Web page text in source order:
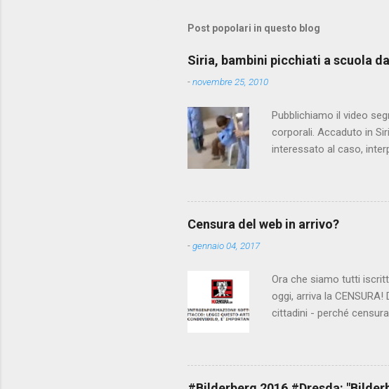
m
n
t
i
Post popolari in questo blog
Siria, bambini picchiati a scuola
-novembre 25, 2010
Pubblichiamo il video
corporali. Accaduto in
interessato al caso,
state punite e
Censura del web in arrivo?
-gennaio 04, 2017
Ora che siamo tutti
oggi, arriva la
cittadini - perché
AGCM (da non
Matteo Renzi ma il buon
che per l'ex sindaco di